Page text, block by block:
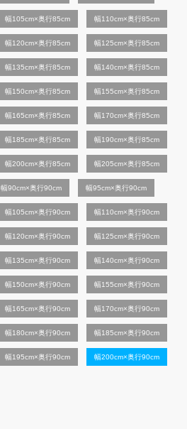
幅105cm×奥行85cm 幅110cm×奥行85cm
幅120cm×奥行85cm 幅125cm×奥行85cm
幅135cm×奥行85cm 幅140cm×奥行85cm
幅150cm×奥行85cm 幅155cm×奥行85cm
幅165cm×奥行85cm 幅170cm×奥行85cm
幅185cm×奥行85cm 幅190cm×奥行85cm
幅200cm×奥行85cm 幅205cm×奥行85cm
幅90cm×奥行90cm 幅95cm×奥行90cm
幅105cm×奥行90cm 幅110cm×奥行90cm
幅120cm×奥行90cm 幅125cm×奥行90cm
幅135cm×奥行90cm 幅140cm×奥行90cm
幅150cm×奥行90cm 幅155cm×奥行90cm
幅165cm×奥行90cm 幅170cm×奥行90cm
幅180cm×奥行90cm 幅185cm×奥行90cm
幅195cm×奥行90cm 幅200cm×奥行90cm